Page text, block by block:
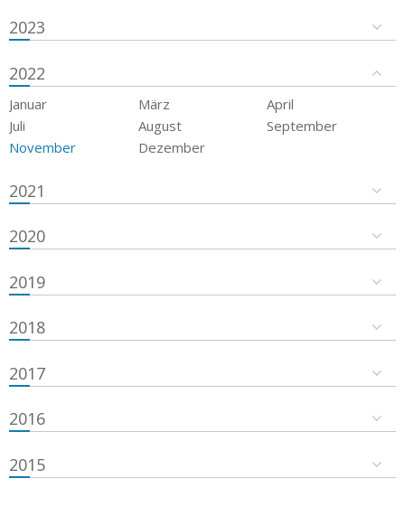
2023
2022
Januar März
April
Juli
August
September
November
Dezember
2021
2020
2019
2018
2017
2016
2015